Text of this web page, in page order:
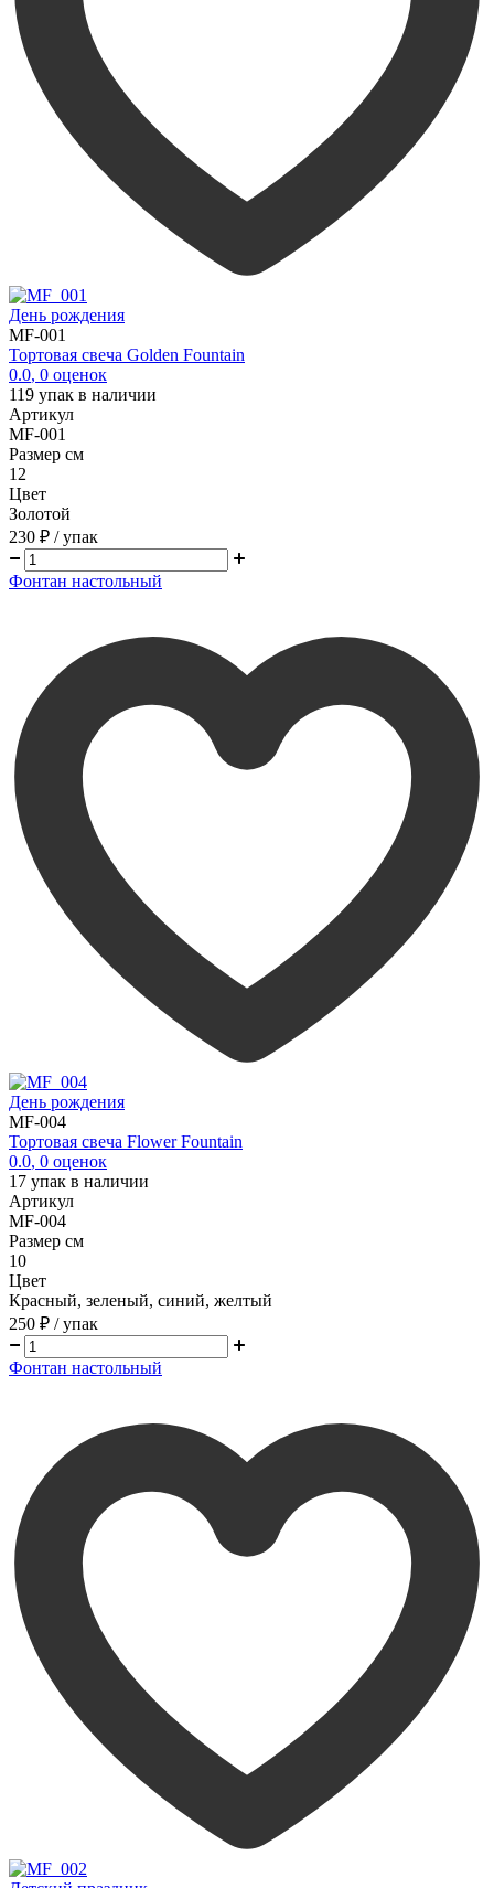
День рождения
MF-001
Тортовая свеча Golden Fountain
0.0, 0 оценок
119 упак в наличии
Артикул
MF-001
Размер см
12
Цвет
Золотой
230 ₽ / упак
Фонтан настольный
День рождения
MF-004
Тортовая свеча Flower Fountain
0.0, 0 оценок
17 упак в наличии
Артикул
MF-004
Размер см
10
Цвет
Красный, зеленый, синий, желтый
250 ₽ / упак
Фонтан настольный